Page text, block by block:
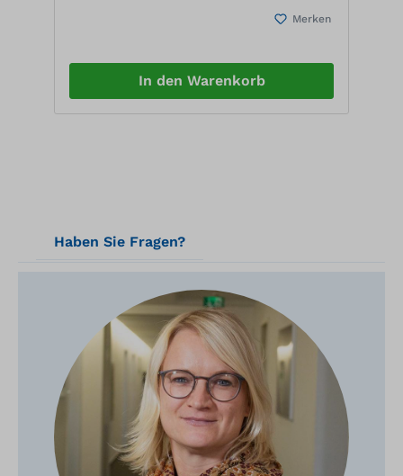
Merken
In den Warenkorb
Haben Sie Fragen?